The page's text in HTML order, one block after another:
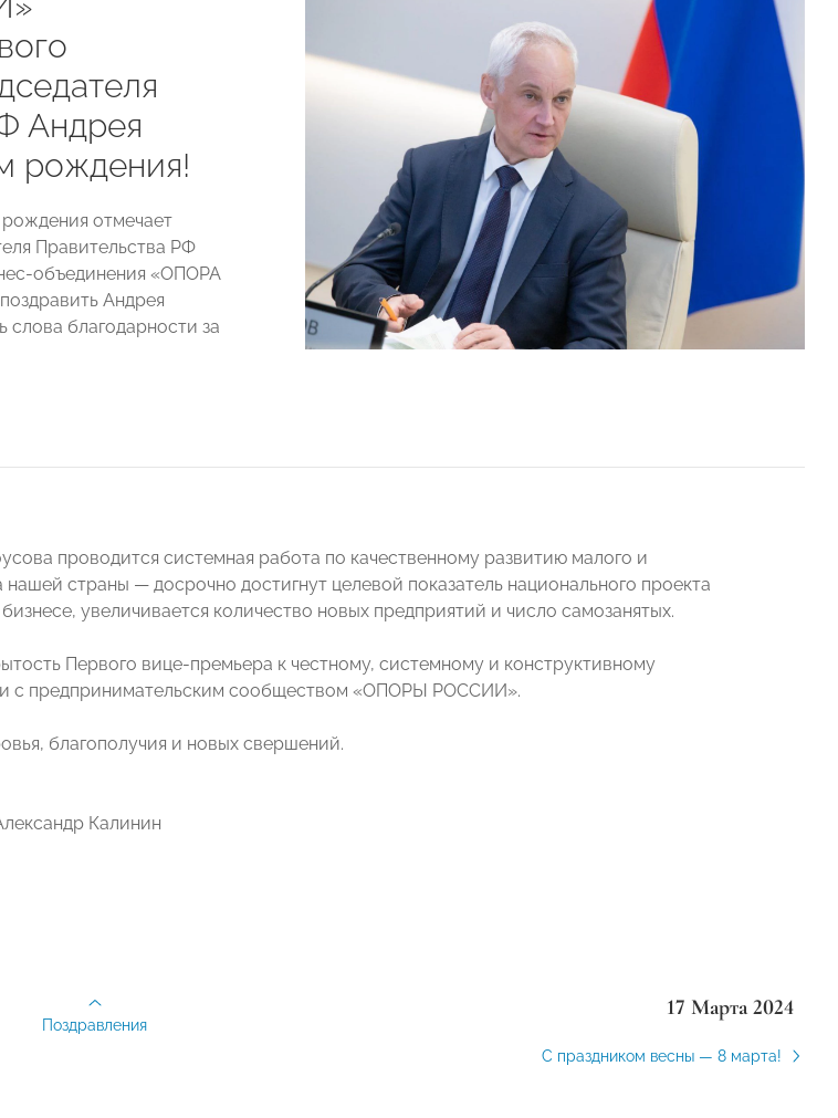
Андрея
рождения!
отмечает
Правительства РФ
объединения «ОПОРА
Андрея
благодарности за
проводится системная работа по качественному развитию малого и
страны — досрочно достигнут целевой показатель национального проекта
увеличивается количество новых предприятий и число самозанятых.
Первого вице-премьера к честному, системному и конструктивному
с предпринимательским сообществом «ОПОРЫ РОССИИ».
благополучия и новых свершений.
Калинин
17 Марта 2024
С праздником весны — 8 марта!
Поздравления